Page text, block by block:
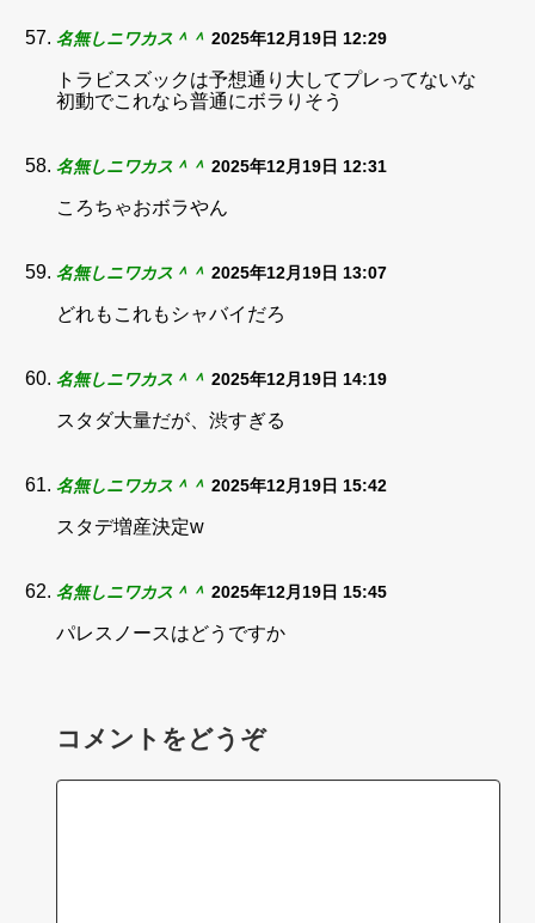
名無しニワカス＾＾ 2025年12月19日 12:29
トラビスズックは予想通り大してプレってないな
初動でこれなら普通にボラりそう
名無しニワカス＾＾ 2025年12月19日 12:31
ころちゃおボラやん
名無しニワカス＾＾ 2025年12月19日 13:07
どれもこれもシャバイだろ
名無しニワカス＾＾ 2025年12月19日 14:19
スタダ大量だが、渋すぎる
名無しニワカス＾＾ 2025年12月19日 15:42
スタデ増産決定w
名無しニワカス＾＾ 2025年12月19日 15:45
パレスノースはどうですか
コメントをどうぞ